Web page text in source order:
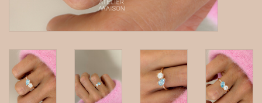
MAAK EEN AFSPRAAK